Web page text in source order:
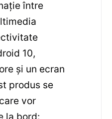
între
10,
și un ecran
produs se
vor
la bord: